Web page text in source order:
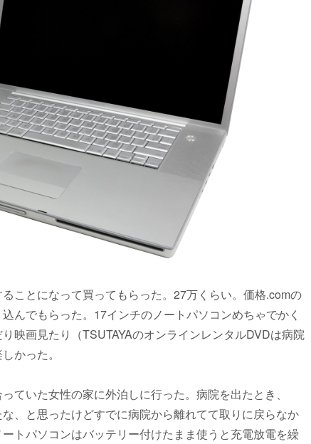
ことになって買ってもらった。27万くらい。価格.comの
んでもらった。17インチのノートパソコンめちゃでかく
映画見たり（TSUTAYAのオンラインレンタルDVDは病院
かった。
ていた女性の家に外泊しに行った。病院を出たとき、
、と思ったけどすでに病院から離れてて取りに戻らなか
トパソコンはバッテリー付けたまま使うと充電放電を繰